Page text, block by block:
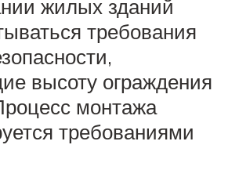
жилых зданий
требования
высоту ограждения
монтажа
требованиями